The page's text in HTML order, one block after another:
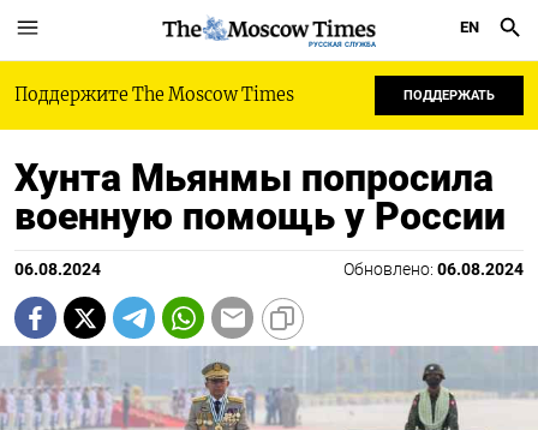
РУССКАЯ СЛУЖБА
EN
Поддержите The Moscow Times ПОДДЕРЖАТЬ
Хунта Мьянмы попросила
военную помощь у России
06.08.2024 Обновлено: 06.08.2024